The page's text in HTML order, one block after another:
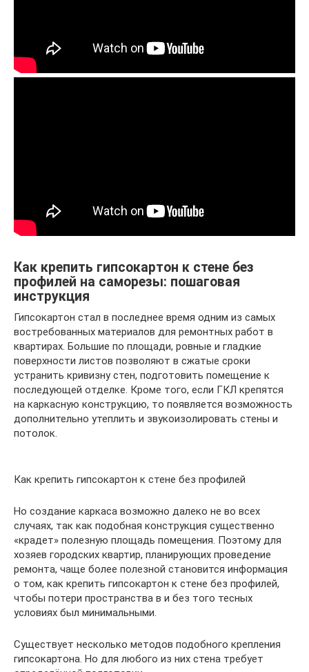
Как крепить гипсокартон к стене без
профилей на саморезы: пошаговая
инструкция
Гипсокартон стал в последнее время одним из самых
востребованных материалов для ремонтных работ в
квартирах. Большие по площади, ровные и гладкие
поверхности листов позволяют в сжатые сроки
устранить кривизну стен, подготовить помещение к
последующей отделке. Кроме того, если ГКЛ крепятся
на каркасную конструкцию, то появляется возможность
дополнительно утеплить и звукоизолировать стены и
потолок.
Как крепить гипсокартон к стене без профилей
Но создание каркаса возможно далеко не во всех
случаях, так как подобная конструкция существенно
«крадет» полезную площадь помещения. Поэтому для
хозяев городских квартир, планирующих проведение
ремонта, чаще более полезной становится информация
о том, как крепить гипсокартон к стене без профилей,
чтобы потери пространства в и без того тесных
условиях был минимальными.
Существует несколько методов подобного крепления
гипсокартона. Но для любого из них стена требует